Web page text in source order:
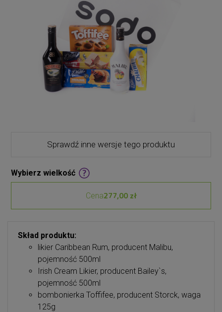
Sprawdź inne wersje tego produktu
Wybierz wielkość
Cena277,00 zł
Skład produktu:
likier Caribbean Rum, producent Malibu,
pojemność 500ml
Irish Cream Likier, producent Bailey`s,
pojemność 500ml
bombonierka Toffifee, producent Storck, waga
125g